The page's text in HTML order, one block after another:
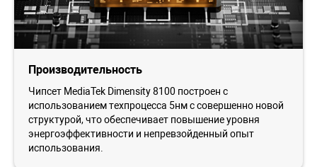
Производительность
Чипсет MediaTek Dimensity 8100 построен с
использованием техпроцесса 5нм с совершенно новой
структурой, что обеспечивает повышение уровня
энергоэффективности и непревзойденный опыт
использования.